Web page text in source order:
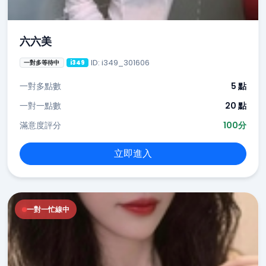
六六美
一對多等待中 i349 ID: i349_301606
一對多點數
5 點
一對一點數
20 點
滿意度評分
100分
立即進入
一對一忙線中